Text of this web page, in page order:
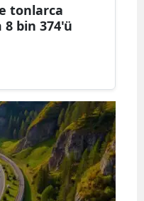
tonlarca
8 bin 374'ü